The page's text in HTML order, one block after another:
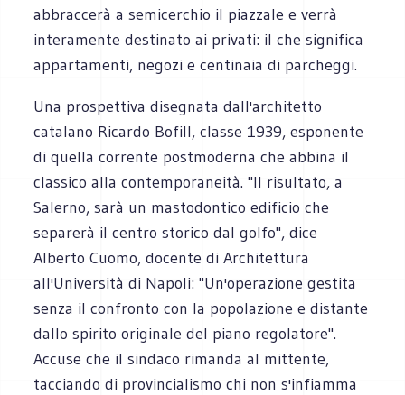
abbraccerà a semicerchio il piazzale e verrà
interamente destinato ai privati: il che significa
appartamenti, negozi e centinaia di parcheggi.
Una prospettiva disegnata dall'architetto
catalano Ricardo Bofill, classe 1939, esponente
di quella corrente postmoderna che abbina il
classico alla contemporaneità. "Il risultato, a
Salerno, sarà un mastodontico edificio che
separerà il centro storico dal golfo", dice
Alberto Cuomo, docente di Architettura
all'Università di Napoli: "Un'operazione gestita
senza il confronto con la popolazione e distante
dallo spirito originale del piano regolatore".
Accuse che il sindaco rimanda al mittente,
tacciando di provincialismo chi non s'infiamma